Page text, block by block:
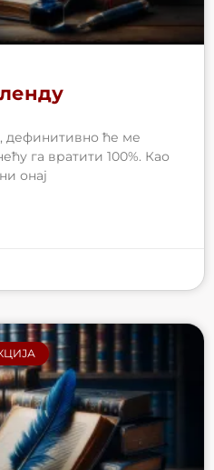
дефинитивно ће ме
га вратити 100%. Као
онај